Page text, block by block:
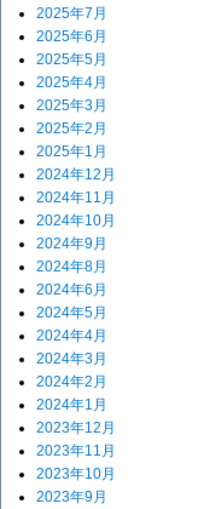
2025年7月
2025年6月
2025年5月
2025年4月
2025年3月
2025年2月
2025年1月
2024年12月
2024年11月
2024年10月
2024年9月
2024年8月
2024年6月
2024年5月
2024年4月
2024年3月
2024年2月
2024年1月
2023年12月
2023年11月
2023年10月
2023年9月